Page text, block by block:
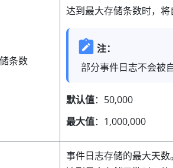
条数
达到最大存储条数时，
注：
部分事件日志不会被
默认值：50,000
最大值：1,000,000
事件日志存储的最大天数